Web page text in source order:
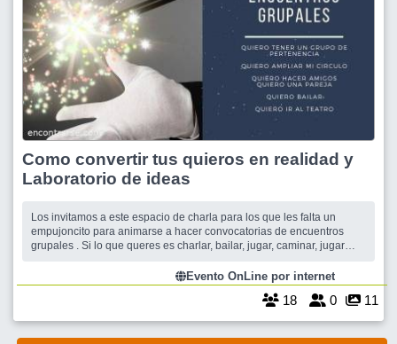
Como convertir tus quieros en realidad y
Laboratorio de ideas
Los invitamos a este espacio de charla para los que les falta un
empujoncito para animarse a hacer convocatorias de encuentros
grupales . Si lo que queres es charlar, bailar, jugar, caminar, jugar
encontras propuestas cerca de casa, o en los horarios que vos
queres , veni a ch
Evento OnLine por internet
18 0 11